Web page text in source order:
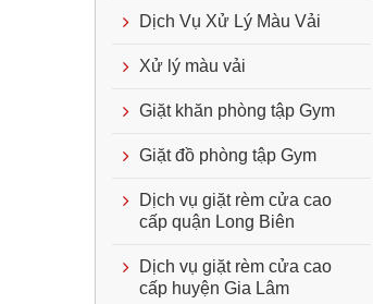
Dịch Vụ Xử Lý Màu Vải
Xử lý màu vải
Giặt khăn phòng tập Gym
Giặt đồ phòng tập Gym
Dịch vụ giặt rèm cửa cao
cấp quận Long Biên
Dịch vụ giặt rèm cửa cao
cấp huyện Gia Lâm